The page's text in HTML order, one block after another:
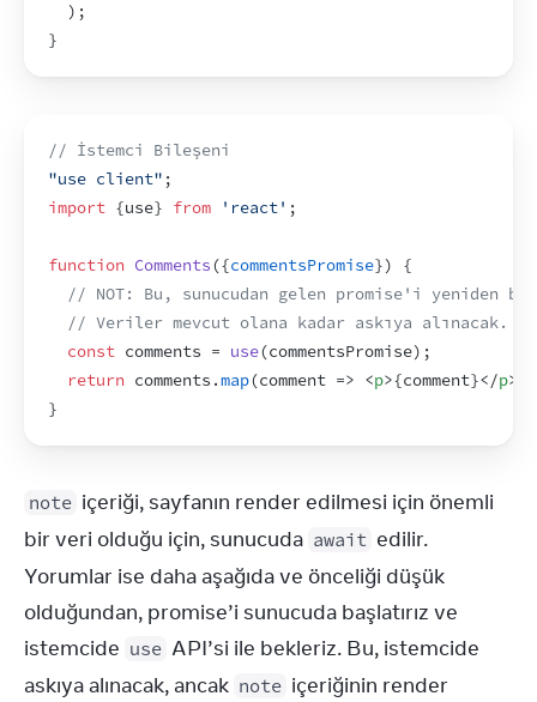
) ;
}
// İstemci Bileşeni
"use client" ;
import {use} from 'react' ;
function Comments({commentsPromise})
{
// NOT: Bu, sunucudan gelen promise'i yeniden
// Veriler mevcut olana kadar askıya alınacak.
const comments = use(commentsPromise) ;
return comments .map(comment => <p>{comment}</p>
}
note içeriği, sayfanın render edilmesi için önemli
bir veri olduğu için, sunucuda await edilir.
Yorumlar ise daha aşağıda ve önceliği düşük
olduğundan, promise’i sunucuda başlatırız ve
istemcide use API’si ile bekleriz. Bu, istemcide
askıya alınacak, ancak note içeriğinin render